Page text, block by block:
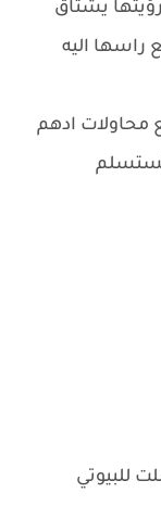
يشتاق
راسها اليه
محاولات ادهم
تستسلم
للبيوتي